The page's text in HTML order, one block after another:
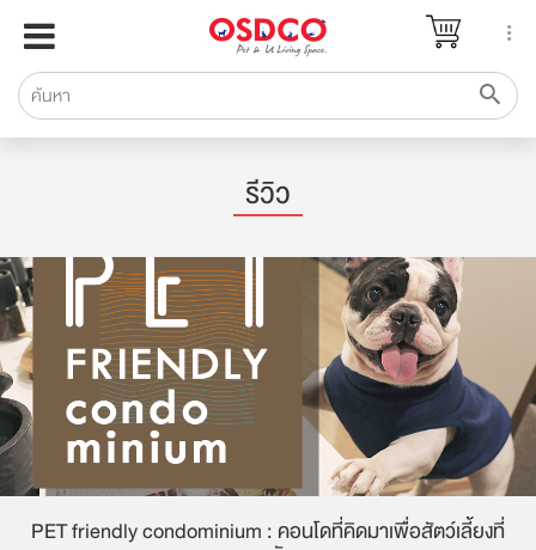
หน้าแรก
แบรนด์
รีวิว
Pet Channel
ปฏิทินกิจกรรม
ซื้อสินค้า OSDCO
รีวิว
KoFuKu cat hotel โรงแรมแมวสุดชิค ย่านพระราม 9